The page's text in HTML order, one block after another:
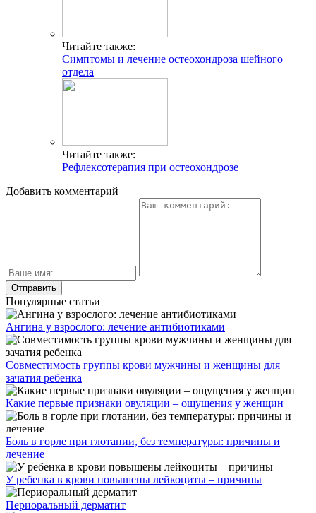
Читайте также:
Симптомы и лечение остеохондроза шейного
отдела
Читайте также:
Рефлексотерапия при остеохондрозе
Добавить комментарий
Популярные статьи
Ангина у взрослого: лечение антибиотиками
Совместимость группы крови мужчины и женщины для
зачатия ребенка
Какие первые признаки овуляции – ощущения у женщин
Боль в горле при глотании, без температуры: причины и
лечение
У ребенка в крови повышены лейкоциты – причины
Периоральный дерматит